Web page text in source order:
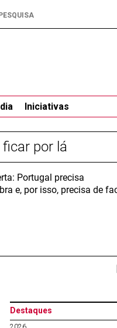
Iniciativas
por lá
Portugal precisa
e, por isso, precisa de
Destaques